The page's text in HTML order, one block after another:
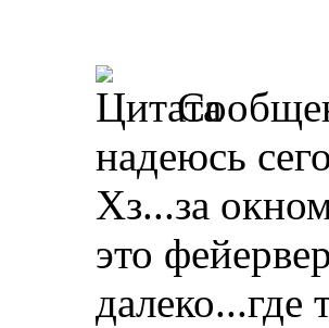
надеюсь
Хз...за
это
далеко...где